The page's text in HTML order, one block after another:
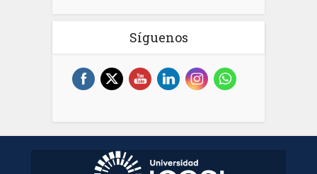
Síguenos